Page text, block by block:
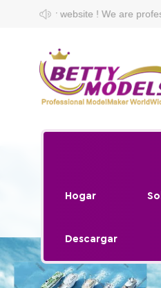
are professional modelmaker
Hogar
Descargar